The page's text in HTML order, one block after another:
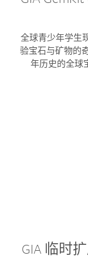
全球青少年学生
验宝石与矿物的
年历史的全球
GIA 临时